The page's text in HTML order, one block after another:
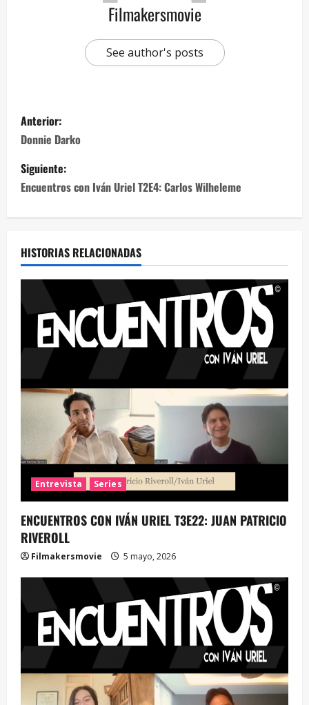
Filmakersmovie
See author's posts
Anterior:
Donnie Darko
Siguiente:
Encuentros con Iván Uriel T2E4: Carlos Wilheleme
HISTORIAS RELACIONADAS
Entrevista Series
ENCUENTROS CON IVÁN URIEL T3E22: JUAN PATRICIO
RIVEROLL
Filmakersmovie 5 mayo, 2026